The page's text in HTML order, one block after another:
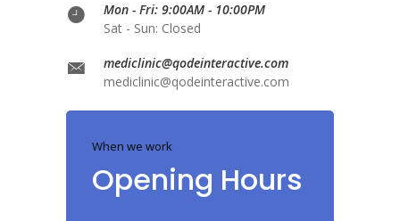
Mon - Fri: 9:00AM - 10:00PM
Sat - Sun: Closed
mediclinic@qodeinteractive.com
mediclinic@qodeinteractive.com
When we work
Opening Hours